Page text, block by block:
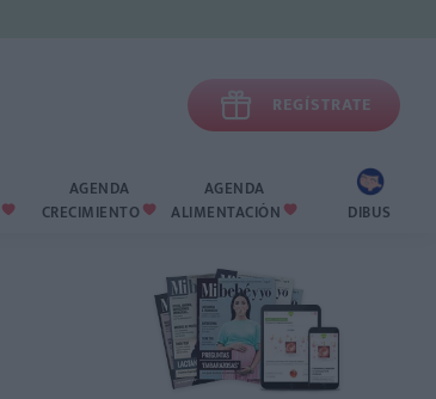
 REGÍSTRATE

AGENDA
CRECIMIENTO 
AGENDA
ALIMENTACIÓN  DIBUS